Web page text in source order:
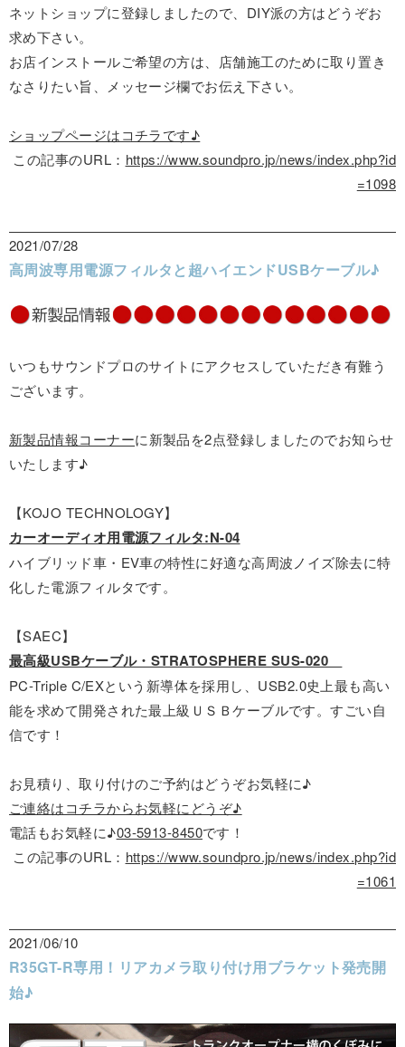
ネットショップに登録しましたので、DIY派の方はどうぞお
求め下さい。
お店インストールご希望の方は、店舗施工のために取り置き
なさりたい旨、メッセージ欄でお伝え下さい。
ショップページはコチラです♪
この記事のURL： https://www.soundpro.jp/news/index.php?id
=1098
2021/07/28
高周波専用電源フィルタと超ハイエンドUSBケーブル♪
いつもサウンドプロのサイトにアクセスしていただき有難う
ございます。
新製品情報コーナーに新製品を2点登録しましたのでお知らせ
いたします♪
【KOJO TECHNOLOGY】
カーオーディオ用電源フィルタ:N-04
ハイブリッド車・EV車の特性に好適な高周波ノイズ除去に特
化した電源フィルタです。
【SAEC】
最高級USBケーブル・STRATOSPHERE SUS-020
PC-Triple C/EXという新導体を採用し、USB2.0史上最も高い
能を求めて開発された最上級ＵＳＢケーブルです。すごい自
信です！
お見積り、取り付けのご予約はどうぞお気軽に♪
ご連絡はコチラからお気軽にどうぞ♪
電話もお気軽に♪03-5913-8450です！
この記事のURL： https://www.soundpro.jp/news/index.php?id
=1061
2021/06/10
R35GT-R専用！リアカメラ取り付け用ブラケット発売開
始♪